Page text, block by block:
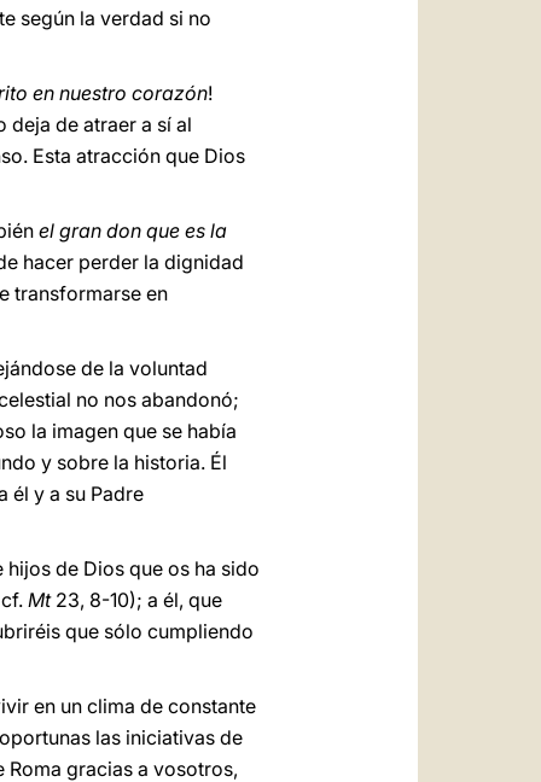
según la verdad si no
en nuestro corazón!
deja de atraer a sí al
Esta atracción que Dios
el gran don que es la
hacer perder la dignidad
transformarse en
de la voluntad
no nos abandonó;
la imagen que se había
y sobre la historia. Él
él y a su Padre
de Dios que os ha sido
Mt23, 8-10); a él, que
que sólo cumpliendo
en un clima de constante
las iniciativas de
gracias a vosotros,